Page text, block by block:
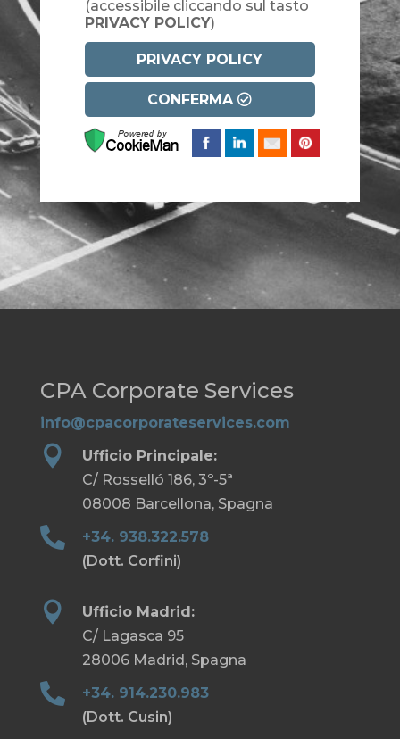
(accessibile cliccando sul tasto
PRIVACY POLICY)
PRIVACY POLICY
CONFERMA
CPA Corporate Services
info@cpacorporateservices.com

Ufficio Principale:
C/ Rosselló 186, 3º-5ª
08008 Barcellona, Spagna

+34. 938.322.578
(Dott. Corfini)

Ufficio Madrid:
C/ Lagasca 95
28006 Madrid, Spagna

+34. 914.230.983
(Dott. Cusin)